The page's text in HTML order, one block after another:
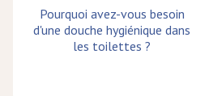
Pourquoi avez-vous besoin
d'une douche hygiénique dans
les toilettes ?